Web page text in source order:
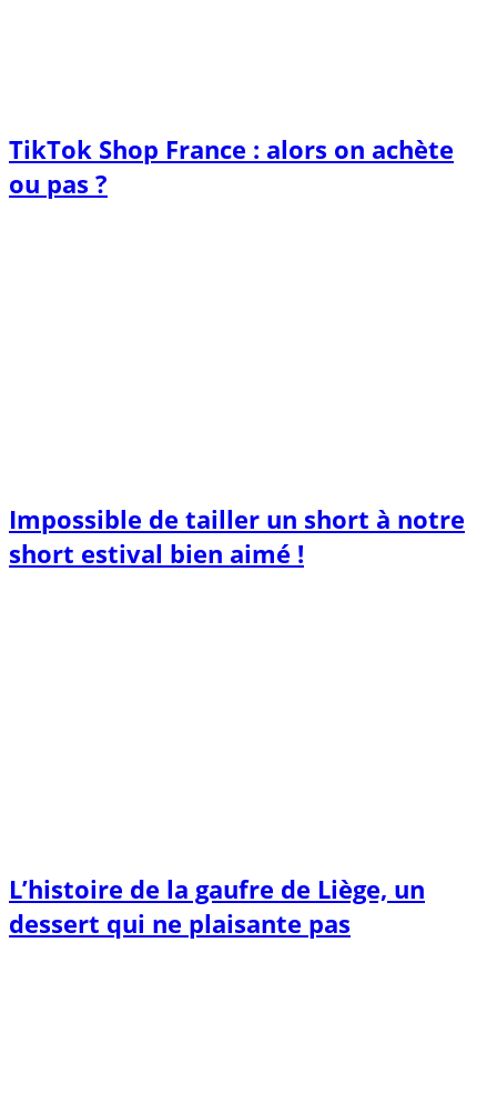
TikTok Shop France : alors on achète
ou pas ?
Impossible de tailler un short à notre
short estival bien aimé !
L’histoire de la gaufre de Liège, un
dessert qui ne plaisante pas